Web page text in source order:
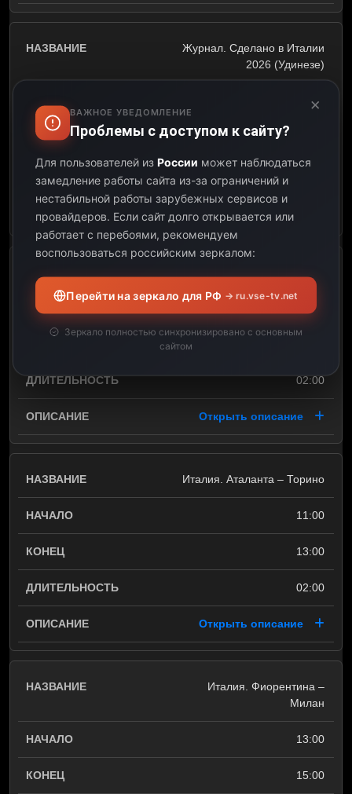
Журнал. Сделано в Италии
2026 (Удинезе)
08:45
Открыть описание
09:00
02:00
Открыть описание
Италия. Аталанта – Торино
11:00
13:00
02:00
Открыть описание
Италия. Фиорентина –
Милан
13:00
15:00
×
ВАЖНОЕ УВЕДОМЛЕНИЕ
Проблемы с доступом к сайту?
Для пользователей из России может наблюдаться
замедление работы сайта из-за ограничений и
нестабильной работы зарубежных сервисов и
провайдеров. Если сайт долго открывается или
работает с перебоями, рекомендуем
воспользоваться российским зеркалом:
Перейти на зеркало для РФ → ru.vse-tv.net
Зеркало полностью синхронизировано с основным
сайтом